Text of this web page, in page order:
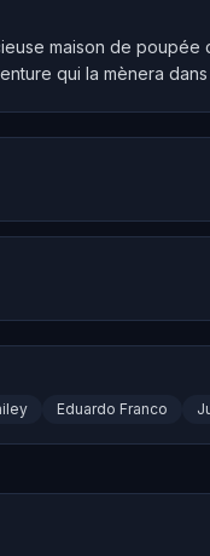
maison de poupée
qui la mènera
Eduardo Franco